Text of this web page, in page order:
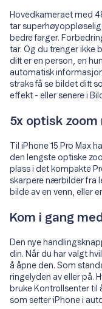
Hovedkameraet med
tar
bedre farger.
tar. Og du trenger ikke
ditt er en person, en
automatisk
straks få se bildet ditt
effekt - eller senere i
5x optisk zoom
Til iPhone 15 Pro Max
den lengste optiske
plass i det kompakte
skarpere nærbilder fra
bilde av en venn, eller
Kom i gang
Den nye
din. Når du har valgt
å åpne den. Som
ringelyden av eller på.
bruke Kontrollsenter til
som setter iPhone i